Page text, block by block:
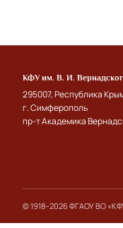
КФУ им. В. И.
295007, Республика
г. Симферополь
пр-т Академика
© 1918–2026 ФГАОУ ВО